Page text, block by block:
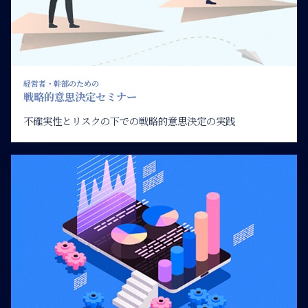
経営者・幹部のための
戦略的意思決定セミナー
不確実性とリスクの下での戦略的意思決定の実践